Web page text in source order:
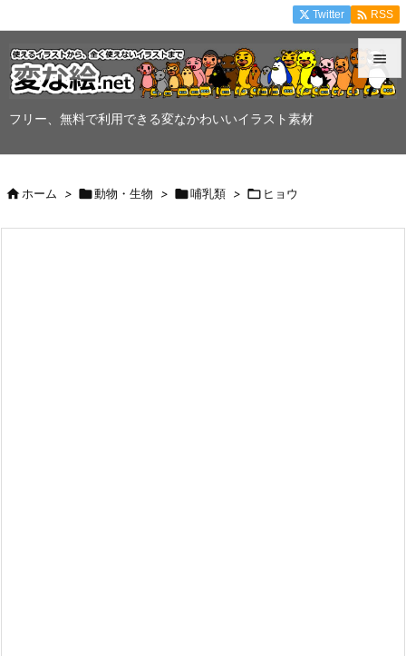
フリー、無料で利用できる変なかわいいイラスト素材


Twitter  RSS
ホーム > 動物・生物 > 哺乳類 >  ヒョウ